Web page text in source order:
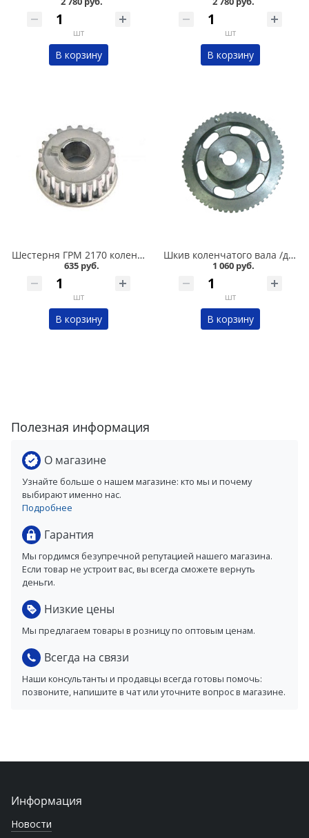
шт
В корзину
шт
В корзину
Шестерня ГРМ 2170 коленчатого вала малая ДААЗ в Кургане
635 руб.
шт
В корзину
Шкив коленчатого вала /демпфер/ 2108-099,2110-011,2113-015,11180,2190 /8-ми кл./ чугун в Кургане
1 060 руб.
шт
В корзину
Полезная информация
О магазине
Узнайте больше о нашем магазине: кто мы и почему
выбирают именно нас.
Подробнее
Гарантия
Мы гордимся безупречной репутацией нашего магазина.
Если товар не устроит вас, вы всегда сможете вернуть
деньги.
Низкие цены
Мы предлагаем товары в розницу по оптовым ценам.
Всегда на связи
Наши консультанты и продавцы всегда готовы помочь:
позвоните, напишите в чат или уточните вопрос в магазине.
Информация
Новости